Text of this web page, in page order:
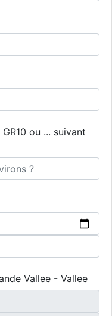
ou ... suivant
Vallee - Vallee